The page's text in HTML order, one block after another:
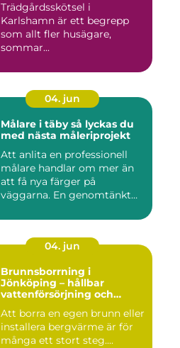
Trädgårdsskötsel i
Karlshamn är ett begrepp
som allt fler husägare,
sommar...
04. jun
Målare i täby så lyckas du
med nästa måleriprojekt
Att anlita en professionell
målare handlar om mer än
att få nya färger på
väggarna. En genomtänkt
04. jun
Brunnsborrning i
Jönköping – hållbar
vattenförsörjning och
Att borra en egen brunn eller
installera bergvärme är för
många ett stort steg....